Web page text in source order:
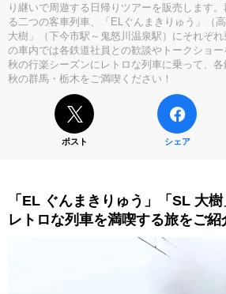
り継いで周遊する日帰りツアーを販売します
る二つの客車列車、「ELぐんまきりゅう」（
大樹」（下今市駅～鬼怒川温泉駅）にそれぞ
の車内では各鉄道社員との歓談やトークショー
秋の行楽シーズンにレトロな列車に乗って、
秋の群馬・栃木をご満喫ください！
ポスト シェア
「EL ぐんまきりゅう」「SL 大
レトロな列車を満喫する旅をご紹